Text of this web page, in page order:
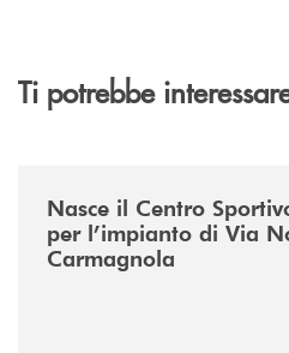
Ti potrebbe
Nasce il Centro
per l’impianto di Via
Carmagnola